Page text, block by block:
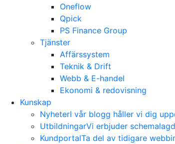
Oneflow
Qpick
PS Finance Group
Tjänster
Affärssystem
Teknik & Drift
Webb & E-handel
Ekonomi & redovisning
Kunskap
NyheterI vår blogg håller vi dig
UtbildningarVi erbjuder
KundportalTa del av tidigare